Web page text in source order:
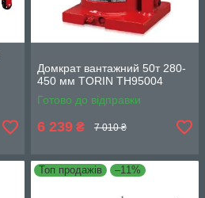
Домкрат вантажний 50т 280-
450 мм TORIN TH95004
Готово до відправки
6 239 ₴ 7 010 ₴
Топ продажів –11%